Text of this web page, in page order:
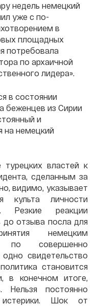
недель немецкий
уже с по-
в
площадных
потребовала
по архаичной
лидера».
в состоянии
беженцев из Сирии
и
на немецкий
турецких властей к
сделанным за
видимо, указывает
культа личности
Резкие реакции
до отзыва посла для
немецким
по совершенно
свидетельство
становится
в конечном итоге,
Нельзя постоянно
истерики. Шок от